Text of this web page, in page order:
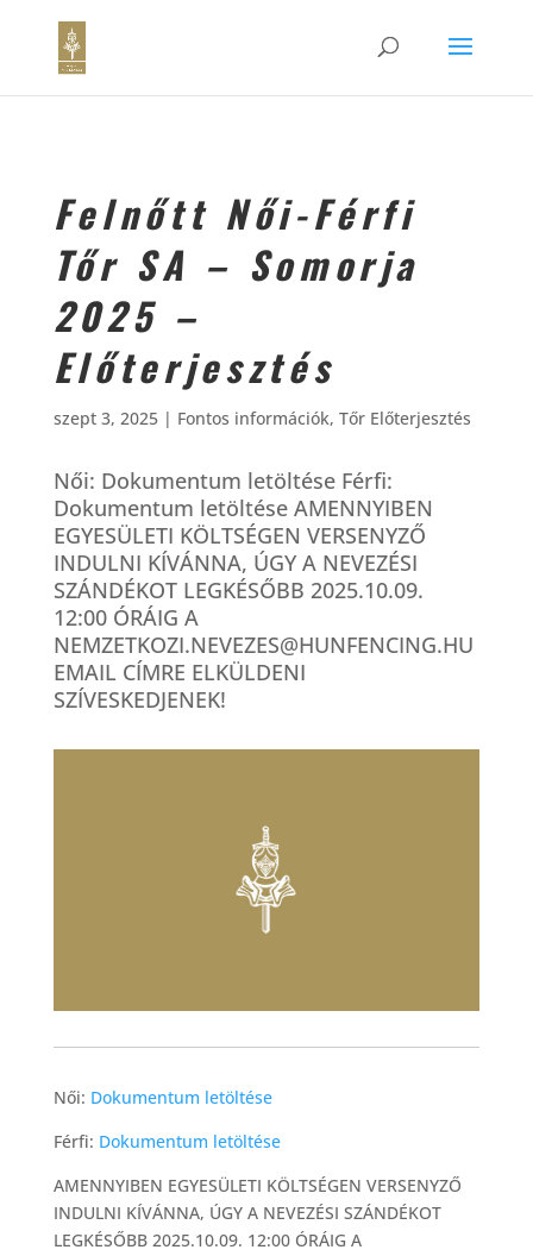
Felnőtt Női-Férfi
Tőr SA – Somorja
2025 –
Előterjesztés
szept 3, 2025| Fontos információk, Tőr Előterjesztés
Női: Dokumentum letöltése Férfi:
Dokumentum letöltése AMENNYIBEN
EGYESÜLETI KÖLTSÉGEN VERSENYZŐ
INDULNI KÍVÁNNA, ÚGY A NEVEZÉSI
SZÁNDÉKOT LEGKÉSŐBB 2025.10.09.
12:00 ÓRÁIG A
NEMZETKOZI.NEVEZES@HUNFENCING.HU
EMAIL CÍMRE ELKÜLDENI
SZÍVESKEDJENEK!
Női: Dokumentum letöltése
Férfi: Dokumentum letöltése
AMENNYIBEN EGYESÜLETI KÖLTSÉGEN VERSENYZŐ
INDULNI KÍVÁNNA, ÚGY A NEVEZÉSI SZÁNDÉKOT
LEGKÉSŐBB 2025.10.09. 12:00 ÓRÁIG A